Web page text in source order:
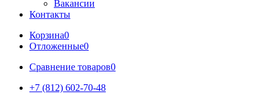
Вакансии
Контакты
Корзина0
Отложенные0
Сравнение товаров0
+7 (812) 602-70-48